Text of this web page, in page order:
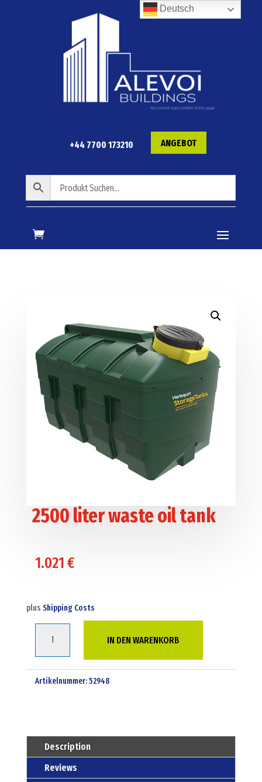
+44 7700 173210 ANGEBOT
2500 liter waste oil tank
1.021€
plus Shipping Costs
oil
IN DEN WARENKORB
Artikelnummer:52948
Description
Reviews
Deutsch